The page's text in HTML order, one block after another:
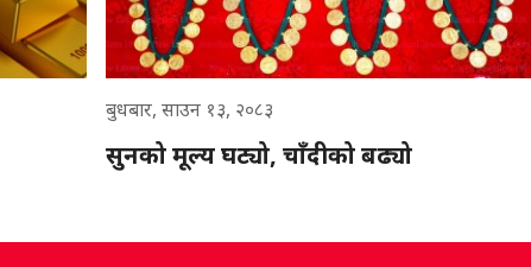
बुधबार, साउन १३, २०८३
सुनको मूल्य घट्यो, चाँदीको बढ्यो